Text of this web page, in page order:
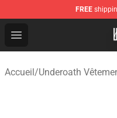
FREE
Open menu
Underoath Store -
Accueil/Underoath